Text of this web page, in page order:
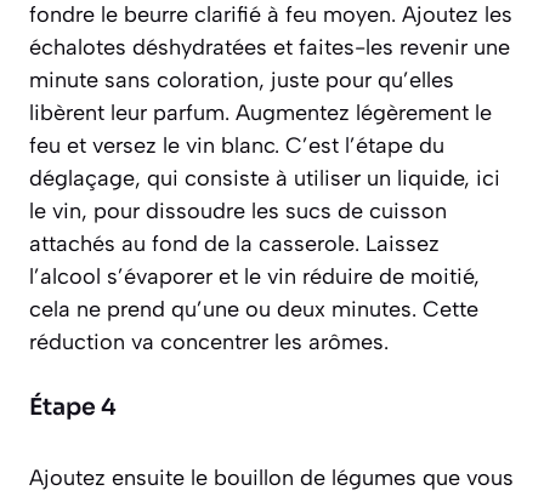
fondre le beurre clarifié à feu moyen. Ajoutez les
échalotes déshydratées et faites-les revenir une
minute sans coloration, juste pour qu’elles
libèrent leur parfum. Augmentez légèrement le
feu et versez le vin blanc. C’est l’étape du
déglaçage, qui consiste à utiliser un liquide, ici
le vin, pour dissoudre les sucs de cuisson
attachés au fond de la casserole. Laissez
l’alcool s’évaporer et le vin réduire de moitié,
cela ne prend qu’une ou deux minutes. Cette
réduction va concentrer les arômes.
Étape 4
Ajoutez ensuite le bouillon de légumes que vous